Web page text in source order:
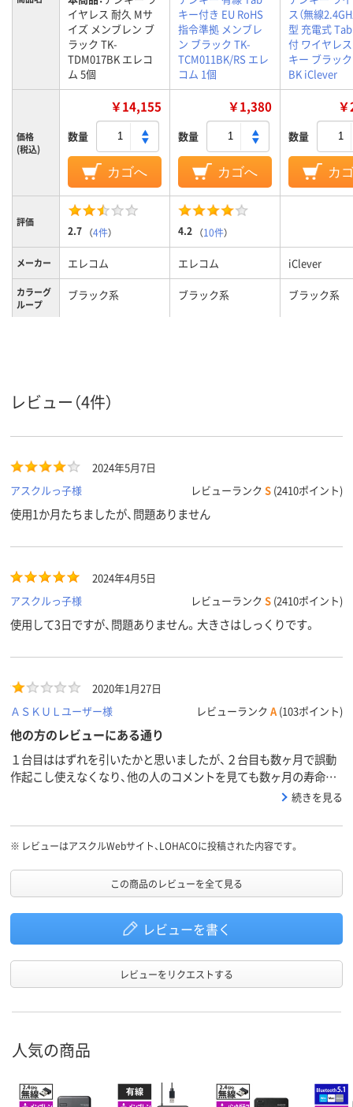
イヤレス 耐久 Mサ
イズ メンブレン ブ
ラック TK-
TDM017BK エレコ
ム 5個
キー付き EU RoHS
指令準拠 メンブレ
ン ブラック TK-
TCM011BK/RS エレ
コム 1個
ス（無線
型 充電式
付 ワイヤレ
キー ブラッ
BK iClever
価格
(税込)
￥14,155
数量
カゴへ
￥1,380
数量
カゴへ
数量
カ
評価
2.7 （4件） 4.2 （10件）
メーカー エレコム エレコム iClever
カラーグ
ループ
ブラック系 ブラック系 ブラック系
レビュー（4件）
2024年5月7日
アスクルっ子様
レビューランク S (2410ポイント)
使用1か月たちましたが、問題ありません
2024年4月5日
アスクルっ子様
レビューランク S (2410ポイント)
使用して3日ですが、問題ありません。大きさはしっくりです。
2020年1月27日
ＡＳＫＵＬユーザー様
レビューランク A (103ポイント)
他の方のレビューにある通り
１台目ははずれを引いたかと思いましたが、２台目も数ヶ月で誤動
作起こし使えなくなり、他の人のコメントを見ても数ヶ月の寿命な
続きを見る
※ レビューはアスクルWebサイト、LOHACOに投稿された内容です。
この商品のレビューを全て見る
レビューを書く
レビューをリクエストする
人気の商品